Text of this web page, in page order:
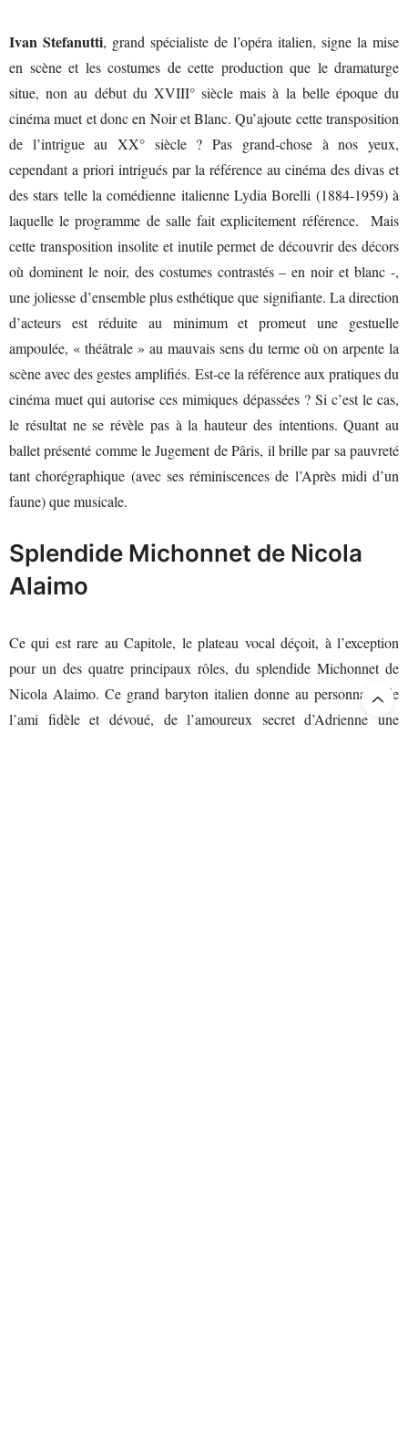
Ivan Stefanutti, grand spécialiste de l’opéra italien, signe la mise
en scène et les costumes de cette production que le dramaturge
situe, non au début du XVIII° siècle mais à la belle époque du
cinéma muet et donc en Noir et Blanc. Qu’ajoute cette transposition
de l’intrigue au XX° siècle ? Pas grand-chose à nos yeux,
cependant a priori intrigués par la référence au cinéma des divas et
des stars telle la comédienne italienne Lydia Borelli (1884-1959) à
laquelle le programme de salle fait explicitement référence. Mais
cette transposition insolite et inutile permet de découvrir des décors
où dominent le noir, des costumes contrastés – en noir et blanc -,
une joliesse d’ensemble plus esthétique que signifiante. La direction
d’acteurs est réduite au minimum et promeut une gestuelle
ampoulée, « théâtrale » au mauvais sens du terme où on arpente la
scène avec des gestes amplifiés. Est-ce la référence aux pratiques du
cinéma muet qui autorise ces mimiques dépassées ? Si c’est le cas,
le résultat ne se révèle pas à la hauteur des intentions. Quant au
ballet présenté comme le Jugement de Pâris, il brille par sa pauvreté
tant chorégraphique (avec ses réminiscences de l’Après midi d’un
faune) que musicale.
Splendide Michonnet de Nicola
Alaimo
Ce qui est rare au Capitole, le plateau vocal déçoit, à l’exception
pour un des quatre principaux rôles, du splendide Michonnet de
Nicola Alaimo. Ce grand baryton italien donne au personnage de
l’ami fidèle et dévoué, de l’amoureux secret d’Adrienne une